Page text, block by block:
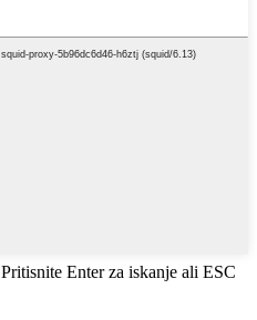
Pritisnite Enter za iskanje ali ESC